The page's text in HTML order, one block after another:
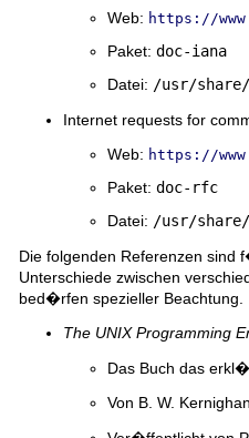
Web: https://
Paket: doc-iana
Datei: /usr/
Internet requests for
Web: https://
Paket: doc-rfc
Datei: /usr/share/
Die folgenden Referenzen sind
Unterschiede zwischen
bed�rfen spezieller Beachtung.
The UNIX Programming
Das Buch das
Von B. W.